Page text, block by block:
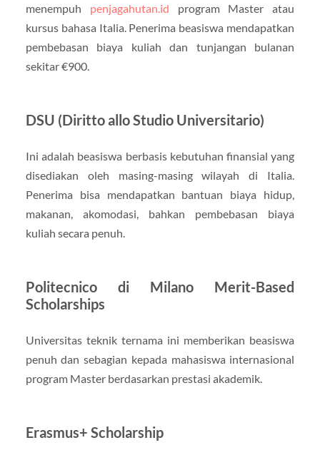
menempuh penjagahutan.id program Master atau
kursus bahasa Italia. Penerima beasiswa mendapatkan
pembebasan biaya kuliah dan tunjangan bulanan
sekitar €900.
DSU (Diritto allo Studio Universitario)
Ini adalah beasiswa berbasis kebutuhan finansial yang
disediakan oleh masing-masing wilayah di Italia.
Penerima bisa mendapatkan bantuan biaya hidup,
makanan, akomodasi, bahkan pembebasan biaya
kuliah secara penuh.
Politecnico di Milano Merit-Based
Scholarships
Universitas teknik ternama ini memberikan beasiswa
penuh dan sebagian kepada mahasiswa internasional
program Master berdasarkan prestasi akademik.
Erasmus+ Scholarship